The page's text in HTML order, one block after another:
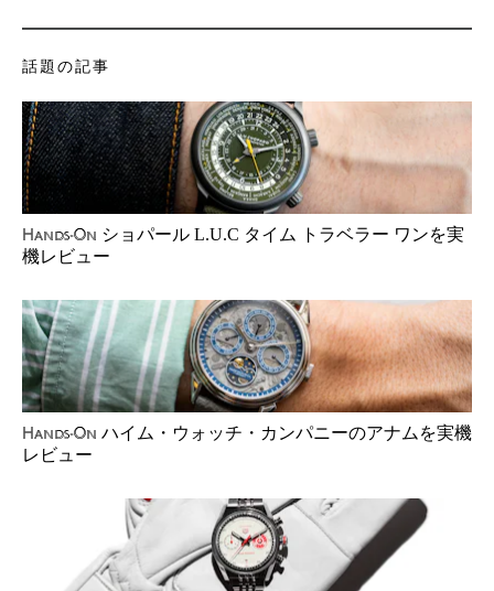
話題の記事
Hands-On ショパール L.U.C タイム トラベラー ワンを実
機レビュー
Hands-On ハイム・ウォッチ・カンパニーのアナムを実機
レビュー